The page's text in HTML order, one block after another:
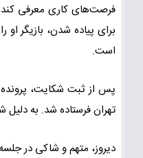
فرصت‌های کاری معرفی
برای پیاده شدن، بازیگر
است.
پس از ثبت شکایت، پرونده
تهران فرستاده شد. به
دیروز، متهم و شاکی در